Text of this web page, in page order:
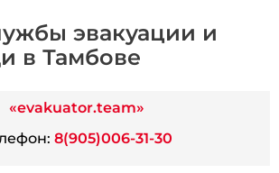
эвакуации и
в Тамбове
«evakuator.team»
8(905)006-31-30